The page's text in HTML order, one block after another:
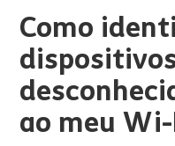
Como
ao meu Wi-